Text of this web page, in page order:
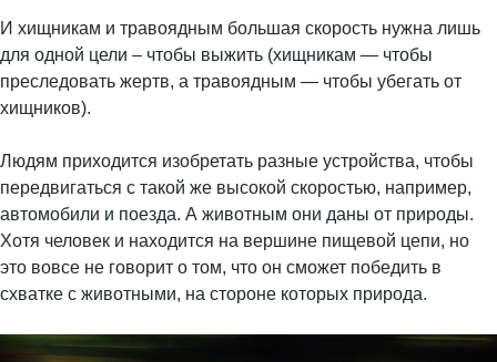
И хищникам и травоядным большая скорость нужна лишь
для одной цели – чтобы выжить (хищникам — чтобы
преследовать жертв, а травоядным — чтобы убегать от
хищников).
Людям приходится изобретать разные устройства, чтобы
передвигаться с такой же высокой скоростью, например,
автомобили и поезда. А животным они даны от природы.
Хотя человек и находится на вершине пищевой цепи, но
это вовсе не говорит о том, что он сможет победить в
схватке с животными, на стороне которых природа.